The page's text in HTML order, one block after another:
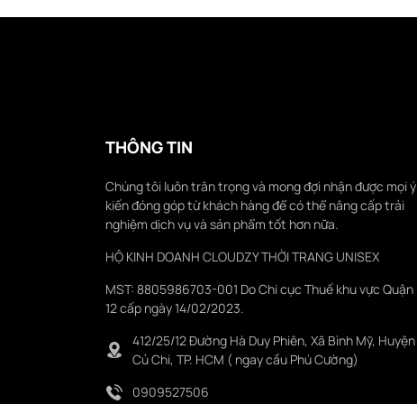
THÔNG TIN
Chúng tôi luôn trân trọng và mong đợi nhận được mọi ý
kiến đóng góp từ khách hàng để có thể nâng cấp trải
nghiệm dịch vụ và sản phẩm tốt hơn nữa.
HỘ KINH DOANH CLOUDZY THỜI TRANG UNISEX
MST: 8805986703-001 Do Chi cục Thuế khu vực Quận
12 cấp ngày 14/02/2023.
412/25/12 Đường Hà Duy Phiên, Xã Bình Mỹ, Huyện
Củ Chi, TP. HCM ( ngay cầu Phú Cường)
0909527506